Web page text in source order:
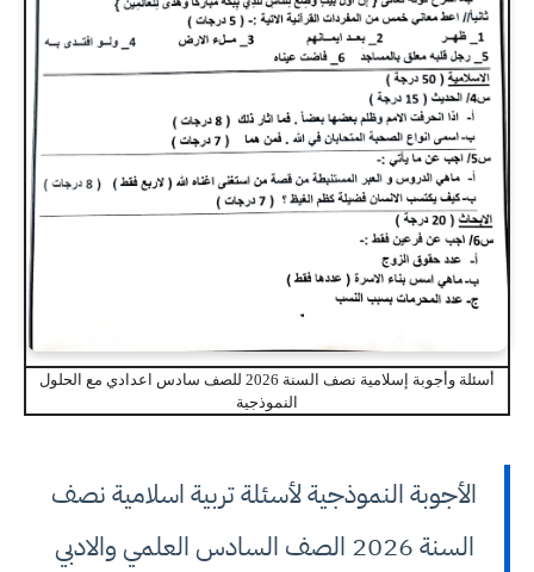
أسئلة وأجوبة إسلامية نصف السنة 2026 للصف سادس اعدادي مع الحلول
النموذجية
الأجوبة النموذجية لأسئلة تربية اسلامية نصف
السنة 2026 الصف السادس العلمي والادبي